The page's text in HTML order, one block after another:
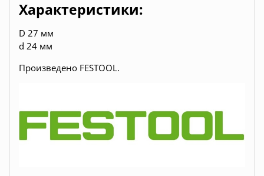
Характеристики:
D 27 мм
d 24 мм
Произведено FESTOOL.